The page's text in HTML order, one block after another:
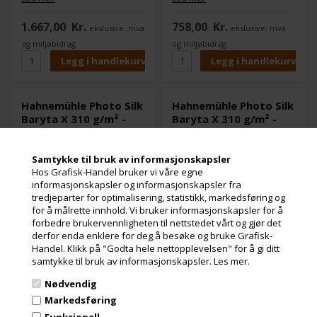
Samtykke til bruk av informasjonskapsler
Hos Grafisk-Handel bruker vi våre egne
informasjonskapsler og informasjonskapsler fra
tredjeparter for optimalisering, statistikk, markedsføring og
for å målrette innhold. Vi bruker informasjonskapsler for å
forbedre brukervennligheten til nettstedet vårt og gjør det
derfor enda enklere for deg å besøke og bruke Grafisk-
Handel. Klikk på "Godta hele nettopplevelsen" for å gi ditt
samtykke til bruk av informasjonskapsler. Les mer.
Nødvendig
Markedsføring
plakatutskrift.
inntrykk av et tradisjonelt
sølvhalogenid fotopapir.
1.667,00 Kr. ekslusive. mva
og miljøbidrag
plakatutskrift.
inntrykk av et tradisjonelt
sølvhalogenid fotopapir.
758,00 Kr. ekslusive. mva
og miljøbidrag
Hahnemühle Photo Silk
Baryta X 310 g/m² -
A3+ Box
2 stk. på lager
Varenr.: 108768
Photo Silk Baryta X er et
Hahnemühle Photo Silk
Baryta X 310 g/m² -
A4, 25 ark